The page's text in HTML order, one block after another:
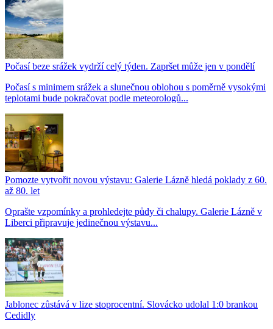
Počasí beze srážek vydrží celý týden. Zapršet může jen v pondělí
Počasí s minimem srážek a slunečnou oblohou s poměrně vysokými
teplotami bude pokračovat podle meteorologů...
Pomozte vytvořit novou výstavu: Galerie Lázně hledá poklady z 60.
až 80. let
Oprašte vzpomínky a prohledejte půdy či chalupy. Galerie Lázně v
Liberci připravuje jedinečnou výstavu...
Jablonec zůstává v lize stoprocentní. Slovácko udolal 1:0 brankou
Cedidly